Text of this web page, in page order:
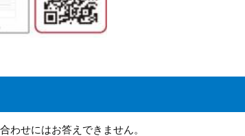
わせにはお答えできません。